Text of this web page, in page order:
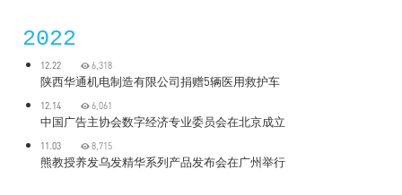
2022
12.22 6,318
陕西华通机电制造有限公司捐赠5辆医用救护车
12.14 6,061
中国广告主协会数字经济专业委员会在北京成立
11.03 8,715
熊教授养发乌发精华系列产品发布会在广州举行